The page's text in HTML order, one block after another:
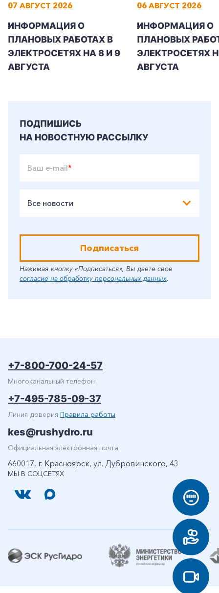
07 АВГУСТ 2026
ИНФОРМАЦИЯ О
ПЛАНОВЫХ РАБОТАХ В
ЭЛЕКТРОСЕТЯХ НА 8 И 9
АВГУСТА
06 АВГУСТ 2026
ИНФОРМАЦИЯ О
ПЛАНОВЫХ
ЭЛЕКТРОСЕТЯХ
АВГУСТА
ПОДПИШИСЬ
НА НОВОСТНУЮ РАССЫЛКУ
Ваш e-mail*
Все новости
Подписаться
Нажимая кнопку «Подписаться», Вы даете свое
согласие на обработку персональных данных.
МЫ В СОЦСЕТЯХ
+7-800-700-24-57
Многоканальный телефон
+7-495-785-09-37
Линия доверия Правила работы
kes@rushydro.ru
Официальная электронная почта
660017, г. Красноярск, ул. Дубровинского, 43